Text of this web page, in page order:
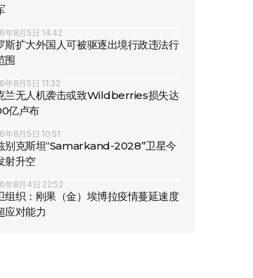
年8月5日 14:42
斯扩大外国人可被驱逐出境行政违法行
围
年8月5日 11:32
兰无人机袭击或致Wildberries损失达
亿卢布
年8月5日 10:51
别克斯坦“Samarkand-2028”卫星今
射升空
年8月4日 22:52
组织：刚果（金）埃博拉疫情蔓延速度
应对能力